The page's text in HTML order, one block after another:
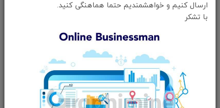
ارسال کنیم و خواهشمندیم حتما هماهنگی کنید.
با تشکر